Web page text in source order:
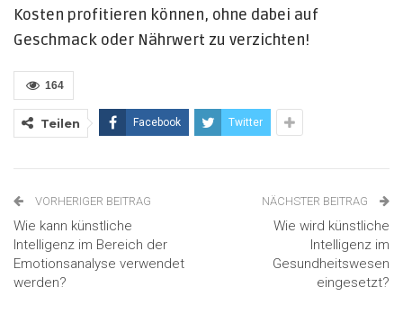
Kosten profitieren können, ohne dabei auf
Geschmack oder Nährwert zu verzichten!
164
Teilen Facebook Twitter
VORHERIGER BEITRAG
Wie kann künstliche
Intelligenz im Bereich der
Emotionsanalyse verwendet
werden?
NÄCHSTER BEITRAG
Wie wird künstliche
Intelligenz im
Gesundheitswesen
eingesetzt?